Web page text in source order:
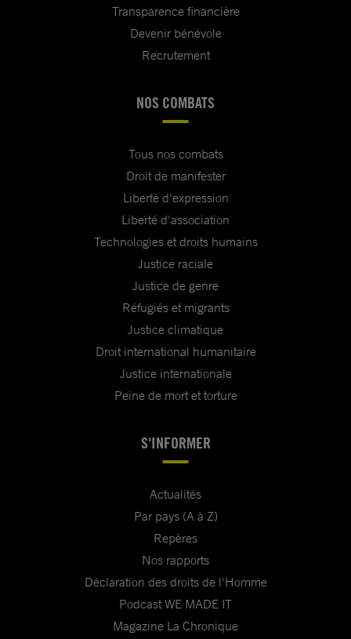
Transparence financière
Devenir bénévole
Recrutement
NOS COMBATS
Tous nos combats
Droit de manifester
Liberté d'expression
Liberté d'association
Technologies et droits humains
Justice raciale
Justice de genre
Réfugiés et migrants
Justice climatique
Droit international humanitaire
Justice internationale
Peine de mort et torture
S'INFORMER
Actualités
Par pays (A à Z)
Repères
Nos rapports
Déclaration des droits de l'Homme
Podcast WE MADE IT
Magazine La Chronique